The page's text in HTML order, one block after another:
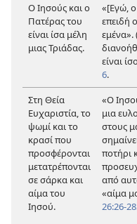
Ο Ιησούς και ο
Πατέρας του
είναι ίσα μέλη
μιας Τριάδας.
«[Εγώ,
επειδή
εμένα».
είναι
6.
Στη Θεία
Ευχαριστία, το
ψωμί και το
κρασί που
προσφέρονται
μετατρέπονται
σε σάρκα και
αίμα του
Ιησού.
«Ο
μια
στους
ποτήρι
από
«αίμα
26:26-28